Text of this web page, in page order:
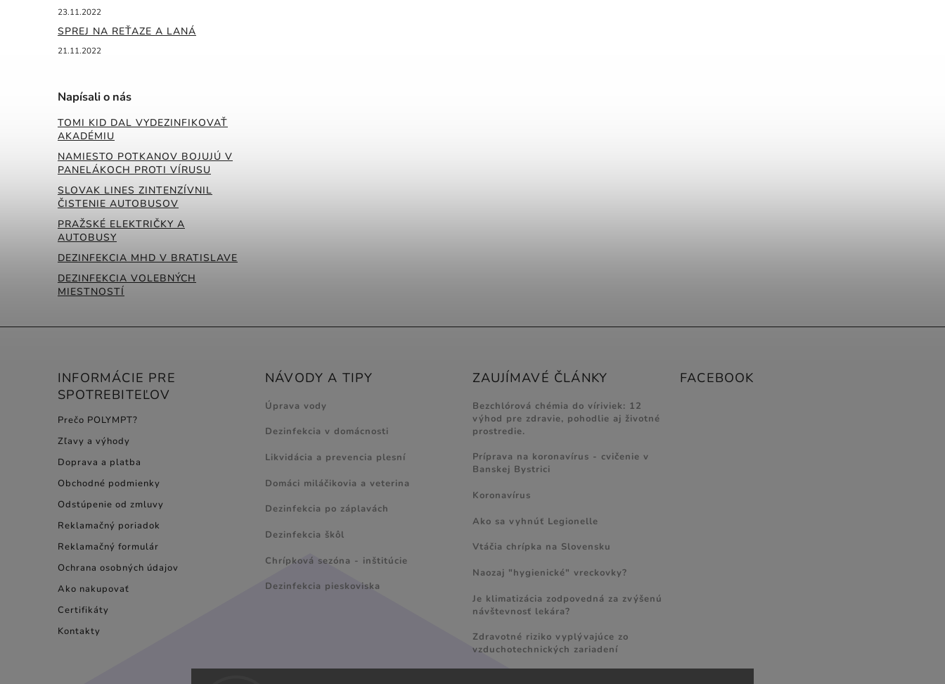
23.11.2022
SPREJ NA REŤAZE A LANÁ
21.11.2022
Napísali o nás
TOMI KID DAL VYDEZINFIKOVAŤ
AKADÉMIU
NAMIESTO POTKANOV BOJUJÚ V
PANELÁKOCH PROTI VÍRUSU
SLOVAK LINES ZINTENZÍVNIL
ČISTENIE AUTOBUSOV
PRAŽSKÉ ELEKTRIČKY A
AUTOBUSY
DEZINFEKCIA MHD V BRATISLAVE
DEZINFEKCIA VOLEBNÝCH
MIESTNOSTÍ
INFORMÁCIE PRE
SPOTREBITEĽOV
Prečo POLYMPT?
Zľavy a výhody
Doprava a platba
Obchodné podmienky
Odstúpenie od zmluvy
Reklamačný poriadok
Reklamačný formulár
Ochrana osobných údajov
Ako nakupovať
Certifikáty
Kontakty
NÁVODY A TIPY
Úprava vody
Dezinfekcia v domácnosti
Likvidácia a prevencia plesní
Domáci miláčikovia a veterina
Dezinfekcia po záplavách
Dezinfekcia škôl
Chrípková sezóna - inštitúcie
Dezinfekcia pieskoviska
ZAUJÍMAVÉ ČLÁNKY
Bezchlórová chémia do víriviek: 12
výhod pre zdravie, pohodlie aj životné
prostredie.
Príprava na koronavírus - cvičenie v
Banskej Bystrici
Koronavírus
Ako sa vyhnúť Legionelle
Vtáčia chrípka na Slovensku
Naozaj "hygienické" vreckovky?
Je klimatizácia zodpovedná za zvýšenú
návštevnosť lekára?
Zdravotné riziko vyplývajúce zo
vzduchotechnických zariadení
FACEBOOK